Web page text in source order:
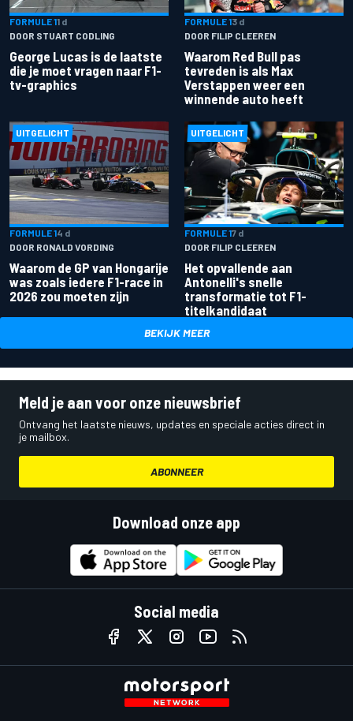
FORMULE 11 d
DOOR STUART CODLING
George Lucas is de laatste
die je moet vragen naar F1-
tv-graphics
FORMULE 13 d
DOOR FILIP CLEEREN
Waarom Red Bull pas
tevreden is als Max
Verstappen weer een
winnende auto heeft
UITGELICHT
FORMULE 14 d
DOOR RONALD VORDING
Waarom de GP van Hongarije
was zoals iedere F1-race in
2026 zou moeten zijn
UITGELICHT
FORMULE 17 d
DOOR FILIP CLEEREN
Het opvallende aan
Antonelli's snelle
transformatie tot F1-
titelkandidaat
BEKIJK MEER
Meld je aan voor onze nieuwsbrief
Ontvang het laatste nieuws, updates en speciale acties direct in
je mailbox.
ABONNEER
Download onze app
Social media